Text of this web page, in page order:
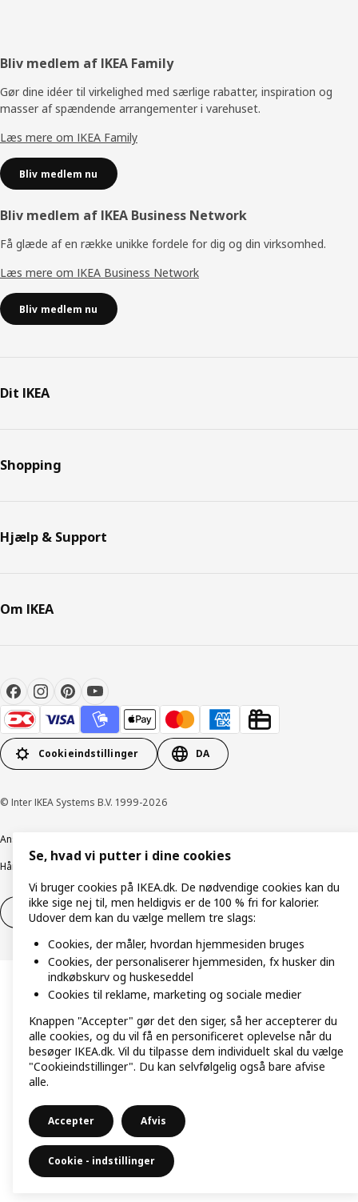
Footer
Bliv medlem af IKEA Family
Gør dine idéer til virkelighed med særlige rabatter, inspiration og
masser af spændende arrangementer i varehuset.
Læs mere om IKEA Family
Bliv medlem nu
Bliv medlem af IKEA Business Network
Få glæde af en række unikke fordele for dig og din virksomhed.
Læs mere om IKEA Business Network
Bliv medlem nu
Dit IKEA
Shopping
Hjælp & Support
Om IKEA
Cookieindstillinger DA
© Inter IKEA Systems B.V. 1999-2026
Ansvarlig rapportering
Håndtering af persondata
Fortryd dit køb Fortryd dit køb af service
Se, hvad vi putter i dine cookies
Vi bruger cookies på IKEA.dk. De nødvendige cookies kan du
ikke sige nej til, men heldigvis er de 100 % fri for kalorier.
Udover dem kan du vælge mellem tre slags:
Cookies, der måler, hvordan hjemmesiden bruges
Cookies, der personaliserer hjemmesiden, fx husker din
indkøbskurv og huskeseddel
Cookies til reklame, marketing og sociale medier
Knappen "Accepter" gør det den siger, så her accepterer du
alle cookies, og du vil få en personificeret oplevelse når du
besøger IKEA.dk. Vil du tilpasse dem individuelt skal du vælge
"Cookieindstillinger". Du kan selvfølgelig også bare afvise
alle.
Accepter Afvis
Cookie - indstillinger